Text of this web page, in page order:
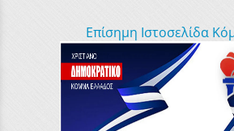
Επίσημη Ιστοσελίδα